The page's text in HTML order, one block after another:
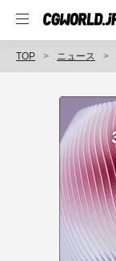
TOP ニュース